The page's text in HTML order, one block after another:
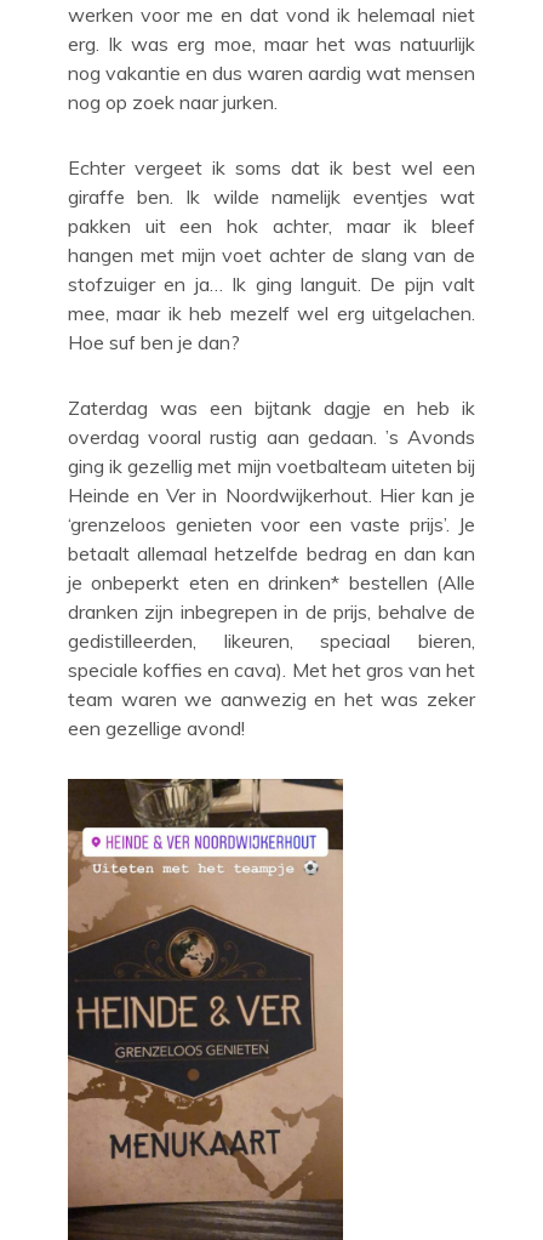
werken voor me en dat vond ik helemaal niet
erg. Ik was erg moe, maar het was natuurlijk
nog vakantie en dus waren aardig wat mensen
nog op zoek naar jurken.
Echter vergeet ik soms dat ik best wel een
giraffe ben. Ik wilde namelijk eventjes wat
pakken uit een hok achter, maar ik bleef
hangen met mijn voet achter de slang van de
stofzuiger en ja… Ik ging languit. De pijn valt
mee, maar ik heb mezelf wel erg uitgelachen.
Hoe suf ben je dan?
Zaterdag was een bijtank dagje en heb ik
overdag vooral rustig aan gedaan. ’s Avonds
ging ik gezellig met mijn voetbalteam uiteten bij
Heinde en Ver in Noordwijkerhout. Hier kan je
‘grenzeloos genieten voor een vaste prijs’. Je
betaalt allemaal hetzelfde bedrag en dan kan
je onbeperkt eten en drinken* bestellen (Alle
dranken zijn inbegrepen in de prijs, behalve de
gedistilleerden, likeuren, speciaal bieren,
speciale koffies en cava). Met het gros van het
team waren we aanwezig en het was zeker
een gezellige avond!